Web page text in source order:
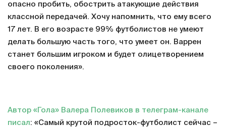
опасно пробить, обострить атакующие действия
классной передачей. Хочу напомнить, что ему всего
17 лет. В его возрасте 99% футболистов не умеют
делать большую часть того, что умеет он. Варрен
станет большим игроком и будет олицетворением
своего поколения».
Автор «Гола» Валера Полевиков в телеграм-канале
писал: «Самый крутой подросток-футболист сейчас –